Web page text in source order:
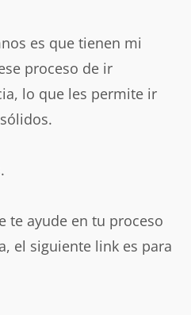
es que tienen mi
proceso de ir
lo que les permite ir
te ayude en tu proceso
el siguiente link es para